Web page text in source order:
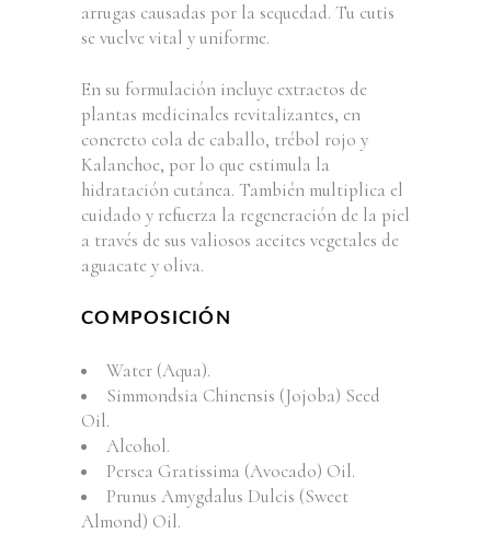
arrugas causadas por la sequedad. Tu cutis
se vuelve vital y uniforme.
En su formulación incluye extractos de
plantas medicinales revitalizantes, en
concreto cola de caballo, trébol rojo y
Kalanchoe, por lo que estimula la
hidratación cutánea. También multiplica el
cuidado y refuerza la regeneración de la piel
a través de sus valiosos aceites vegetales de
aguacate y oliva.
COMPOSICIÓN
Water (Aqua).
Simmondsia Chinensis (Jojoba) Seed
Oil.
Alcohol.
Persea Gratissima (Avocado) Oil.
Prunus Amygdalus Dulcis (Sweet
Almond) Oil.